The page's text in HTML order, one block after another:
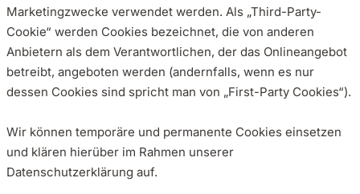
Marketingzwecke verwendet werden. Als „Third-Party-
Cookie“ werden Cookies bezeichnet, die von anderen
Anbietern als dem Verantwortlichen, der das Onlineangebot
betreibt, angeboten werden (andernfalls, wenn es nur
dessen Cookies sind spricht man von „First-Party Cookies“).
Wir können temporäre und permanente Cookies einsetzen
und klären hierüber im Rahmen unserer
Datenschutzerklärung auf.